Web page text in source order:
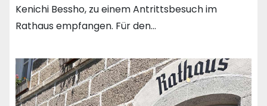
Kenichi Bessho, zu einem Antrittsbesuch im
Rathaus empfangen. Für den…